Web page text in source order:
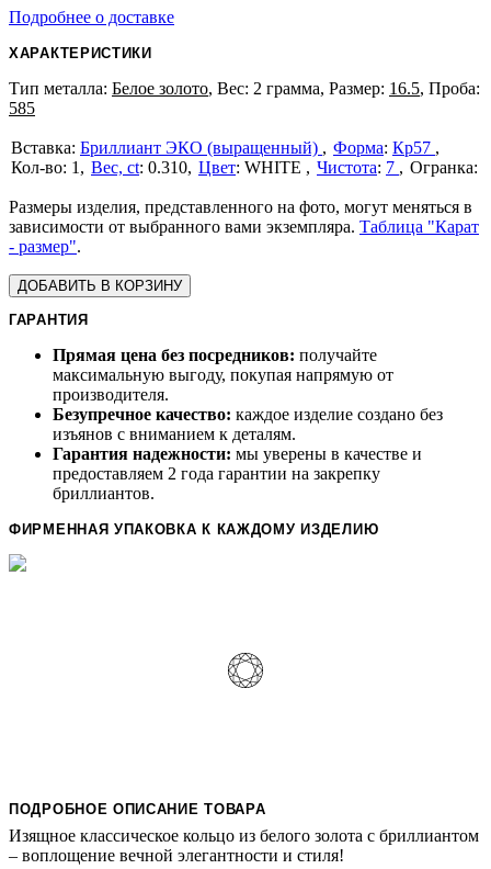
Подробнее о доставке
ХАРАКТЕРИСТИКИ
Тип металла: Белое золото, Вес: 2 грамма, Размер: 16.5, Проба:
585
Бриллиант ЭКО (выращенный) Форма: Кр57
1
Вес, ct: 0.310 Цвет: WHITE Чистота: 7
Размеры изделия, представленного на фото, могут меняться в
зависимости от выбранного вами экземпляра. Таблица "Карат
- размер".
ДОБАВИТЬ В КОРЗИНУ
ГАРАНТИЯ
Прямая цена без посредников: получайте
максимальную выгоду, покупая напрямую от
производителя.
Безупречное качество: каждое изделие создано без
изъянов с вниманием к деталям.
Гарантия надежности: мы уверены в качестве и
предоставляем 2 года гарантии на закрепку
бриллиантов.
ФИРМЕННАЯ УПАКОВКА К КАЖДОМУ ИЗДЕЛИЮ
ПОДРОБНОЕ ОПИСАНИЕ ТОВАРА
Изящное классическое кольцо из белого золота с бриллиантом
– воплощение вечной элегантности и стиля!